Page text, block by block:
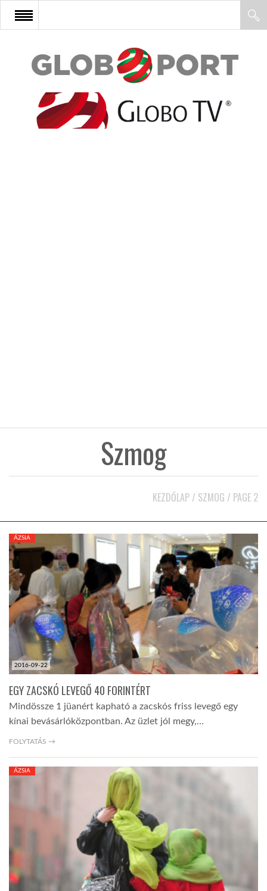
FŐOLDAL
AFRIKA
HÍR3D
TROPICALMAGAZIN
GLOBOTV
AFRIKA TUDÁSTÁR
A NAP SZÉPE
LINKTR.EE
LATIMO.HU
Szmog
KEZDŐLAP / SZMOG / PAGE 2
2016-09-22
ÁZSIA
EGY ZACSKÓ LEVEGŐ 40 FORINTÉRT
Mindössze 1 jüanért kapható a zacskós friss levegő egy
kínai bevásárlóközpontban. Az üzlet jól megy,…
FOLYTATÁS →
ÁZSIA